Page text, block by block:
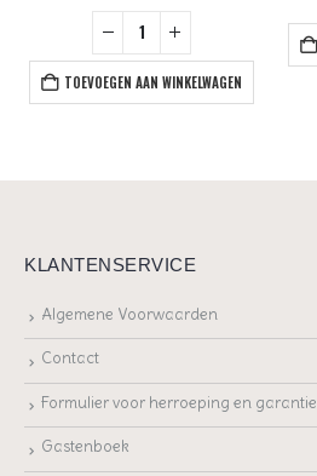
TOEVOEGEN AAN WINKELWAGEN
KLANTENSERVICE
Algemene Voorwaarden
Contact
Formulier voor herroeping en garantie
Gastenboek